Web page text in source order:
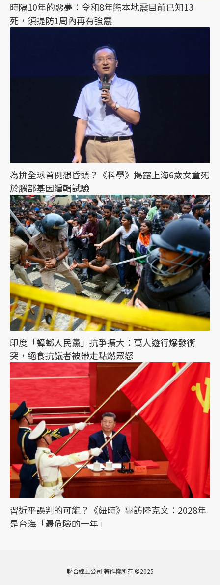
時隔10年的惡夢：令和8年熊本地震目前已知13
死，須提防1周內再有強震
為拚全球首例想昏頭？《科學》揭露上海6歲女童死
於腦部基因編輯試驗
印度「蟑螂人民黨」抗爭擴大：萬人遊行爆發衝
突，絕食抗議者被帶走點燃眾怒
習近平誤判的可能？《紐時》專訪陸克文：2028年
是台海「最危險的一年」
聯合線上公司 著作權所有 ©2025